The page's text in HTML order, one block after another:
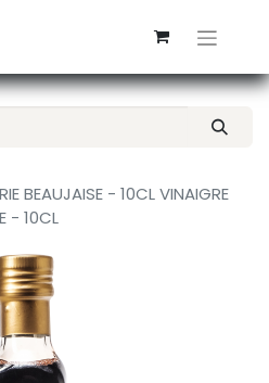
BEAUJAISE - 10CL VINAIGRE
- 10CL